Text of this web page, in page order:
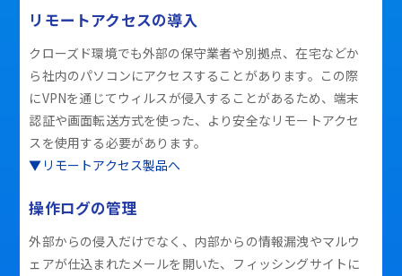
リモートアクセスの導入
クローズド環境でも外部の保守業者や別拠点、在宅などか
ら社内のパソコンにアクセスすることがあります。この際
にVPNを通じてウィルスが侵入することがあるため、端末
認証や画面転送方式を使った、より安全なリモートアクセ
スを使用する必要があります。
▼リモートアクセス製品へ
操作ログの管理
外部からの侵入だけでなく、内部からの情報漏洩やマルウ
ェアが仕込まれたメールを開いた、フィッシングサイトに